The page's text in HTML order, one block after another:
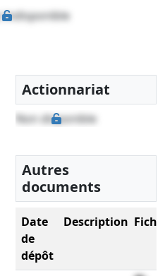
indisponible
Actionnariat
Non disponible
Autres
documents
Date
de
dépôt
Description